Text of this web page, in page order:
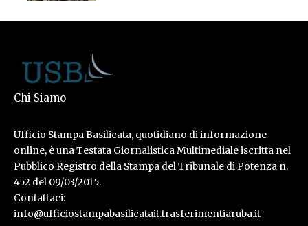
Chi Siamo
Ufficio Stampa Basilicata, quotidiano di informazione
online, è una Testata Giornalistica Multimediale iscritta nel
Pubblico Registro della Stampa del Tribunale di Potenza n.
452 del 09/03/2015.
Contattaci:
info@ufficiostampabasilicatait.trasferimentiaruba.it